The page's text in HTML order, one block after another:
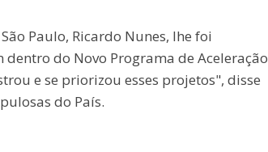
Paulo, Ricardo Nunes, lhe foi
do Novo Programa de Aceleração
e se priorizou esses projetos", disse
do País.